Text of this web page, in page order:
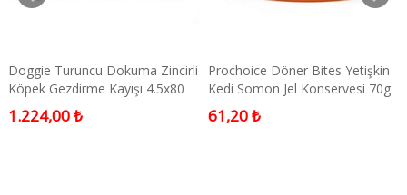
Doggie Turuncu Dokuma Zincirli
Köpek Gezdirme Kayışı 4.5x80
Cm Medium
1.224,00 ₺
Prochoice Döner Bites Yetişkin
Kedi Somon Jel Konservesi 70g
61,20 ₺